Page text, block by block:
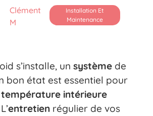
Clément
M
Installation Et
Maintenance
s’installe, un système de
bon état est essentiel pour
température intérieure
entretien régulier de vos